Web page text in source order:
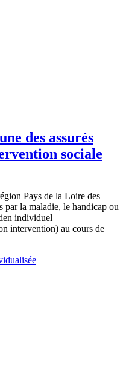
des assurés
sociale
Pays de la Loire des
par la maladie, le handicap ou
individuel
intervention) au cours de